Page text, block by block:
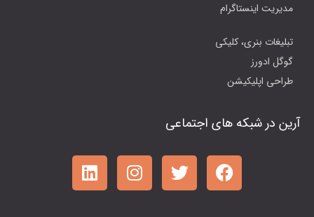
مدیریت اینستاگرام
تبلیغات بنری، کلیکی
گوگل ادورز
طراحی اپلیکیشن
آرین در شبکه های اجتماعی